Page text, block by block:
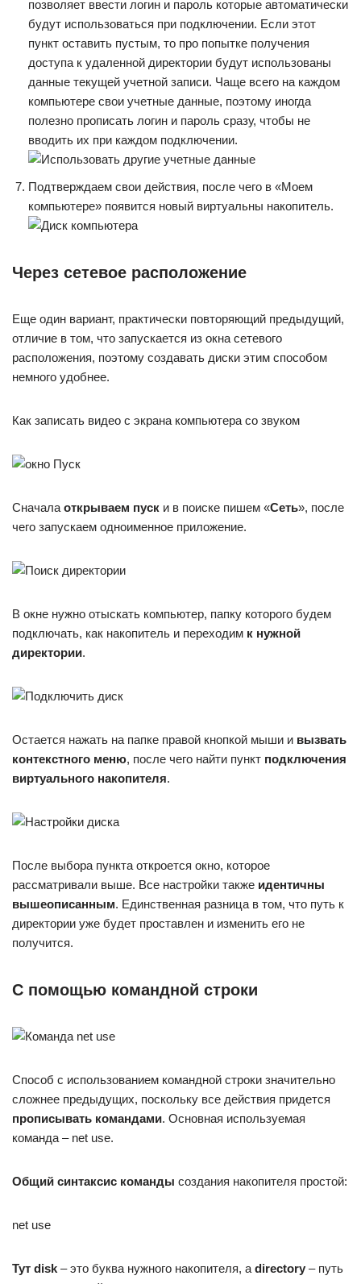
позволяет ввести логин и пароль которые автоматически
будут использоваться при подключении. Если этот
пункт оставить пустым, то про попытке получения
доступа к удаленной директории будут использованы
данные текущей учетной записи. Чаще всего на каждом
компьютере свои учетные данные, поэтому иногда
полезно прописать логин и пароль сразу, чтобы не
вводить их при каждом подключении.
Подтверждаем свои действия, после чего в «Моем
компьютере» появится новый виртуальны накопитель.
Через сетевое расположение
Еще один вариант, практически повторяющий предыдущий,
отличие в том, что запускается из окна сетевого
расположения, поэтому создавать диски этим способом
немного удобнее.
Как записать видео с экрана компьютера со звуком
Сначала открываем пуск и в поиске пишем «Сеть», после
чего запускаем одноименное приложение.
В окне нужно отыскать компьютер, папку которого будем
подключать, как накопитель и переходим к нужной
директории.
Остается нажать на папке правой кнопкой мыши и вызвать
контекстного меню, после чего найти пункт подключения
виртуального накопителя.
После выбора пункта откроется окно, которое
рассматривали выше. Все настройки также идентичны
вышеописанным. Единственная разница в том, что путь к
директории уже будет проставлен и изменить его не
получится.
С помощью командной строки
Способ с использованием командной строки значительно
сложнее предыдущих, поскольку все действия придется
прописывать командами. Основная используемая
команда – net use.
Общий синтаксис команды создания накопителя простой:
net use
Тут disk – это буква нужного накопителя, а directory – путь